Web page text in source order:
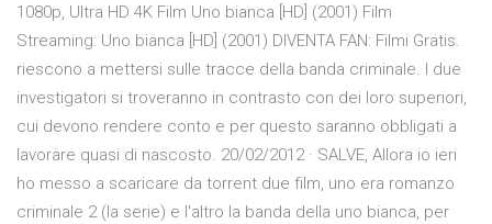
1080p, Ultra HD 4K Film Uno bianca [HD] (2001) Film
Streaming: Uno bianca [HD] (2001) DIVENTA FAN: Filmi Gratis.
riescono a mettersi sulle tracce della banda criminale. I due
investigatori si troveranno in contrasto con dei loro superiori,
cui devono rendere conto e per questo saranno obbligati a
lavorare quasi di nascosto. 20/02/2012 · SALVE, Allora io ieri
ho messo a scaricare da torrent due film, uno era romanzo
criminale 2 (la serie) e l'altro la banda della uno bianca, per